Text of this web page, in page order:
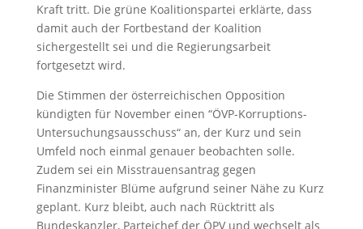
Kraft tritt. Die grüne Koalitionspartei erklärte, dass
damit auch der Fortbestand der Koalition
sichergestellt sei und die Regierungsarbeit
fortgesetzt wird.
Die Stimmen der österreichischen Opposition
kündigten für November einen “ÖVP-Korruptions-
Untersuchungsausschuss“ an, der Kurz und sein
Umfeld noch einmal genauer beobachten solle.
Zudem sei ein Misstrauensantrag gegen
Finanzminister Blüme aufgrund seiner Nähe zu Kurz
geplant. Kurz bleibt, auch nach Rücktritt als
Bundeskanzler, Parteichef der ÖPV und wechselt als